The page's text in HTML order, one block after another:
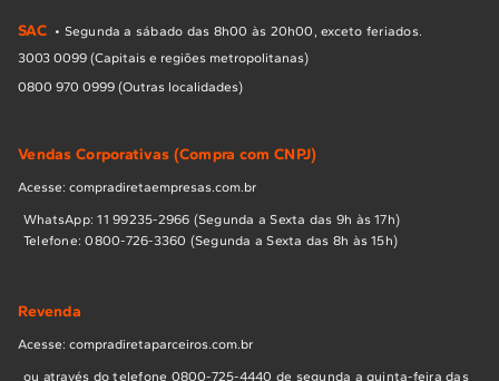
SAC • Segunda a sábado das 8h00 às 20h00, exceto feriados.
3003 0099 (Capitais e regiões metropolitanas)
0800 970 0999 (Outras localidades)
Vendas Corporativas (Compra com CNPJ)
Acesse: compradiretaempresas.com.br
WhatsApp: 11 99235-2966 (Segunda a Sexta das 9h às 17h)
Telefone: 0800-726-3360 (Segunda a Sexta das 8h às 15h)
Revenda
Acesse: compradiretaparceiros.com.br
ou através do telefone 0800-725-4440 de segunda a quinta-feira das